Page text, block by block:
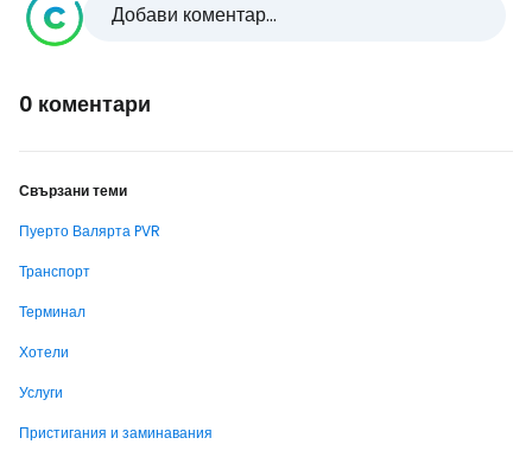
Добави коментар...
0 коментари
Свързани теми
Пуерто Валярта PVR
Транспорт
Терминал
Хотели
Услуги
Пристигания и заминавания